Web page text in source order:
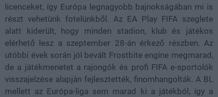
licenceket, így Európa legnagyobb bajnokságában mi is
részt vehetünk fotelünkből. Az EA Play FIFA szeglete
alatt kiderült, hogy minden stadion, klub és játékos
elérhető lesz a szeptember 28-án érkező részben. Az
utóbbi évek során jól bevált Frostbite engine megmarad,
de a játékmenetet a rajongók és profi FIFA e-sportolók
visszajelzése alapján fejlesztették, finomhangolták. A BL
mellett az Európa-liga sem marad ki a játékból, így a